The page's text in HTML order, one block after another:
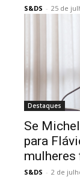
S&DS - 25 de
Destaques
Se
para
mulheres
S&DS - 2 de